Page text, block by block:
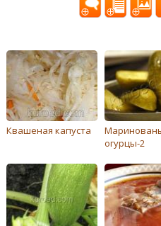
Квашеная капуста
огурцы-2